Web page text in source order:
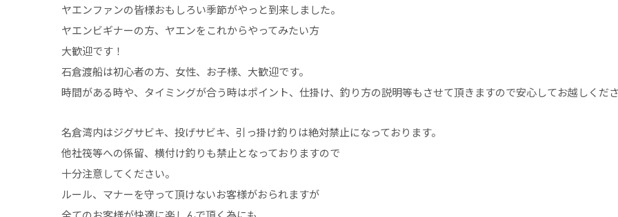
ヤエンファンの皆様おもしろい季節がやっと到来しました。
ヤエンビギナーの方、ヤエンをこれからやってみたい方
大歓迎です！
石倉渡船は初心者の方、女性、お子様、大歓迎です。
時間がある時や、タイミングが合う時はポイント、仕掛け、釣り方の説明等もさせて頂きますので安心してお越しくだ
名倉湾内はジグサビキ、投げサビキ、引っ掛け釣りは絶対禁止になっております。
他社筏等への係留、横付け釣りも禁止となっておりますので
十分注意してください。
ルール、マナーを守って頂けないお客様がおられますが